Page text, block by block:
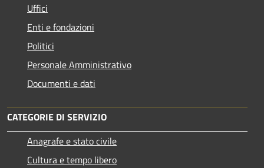
Uffici
Enti e fondazioni
Politici
Personale Amministrativo
Documenti e dati
CATEGORIE DI SERVIZIO
Anagrafe e stato civile
Cultura e tempo libero